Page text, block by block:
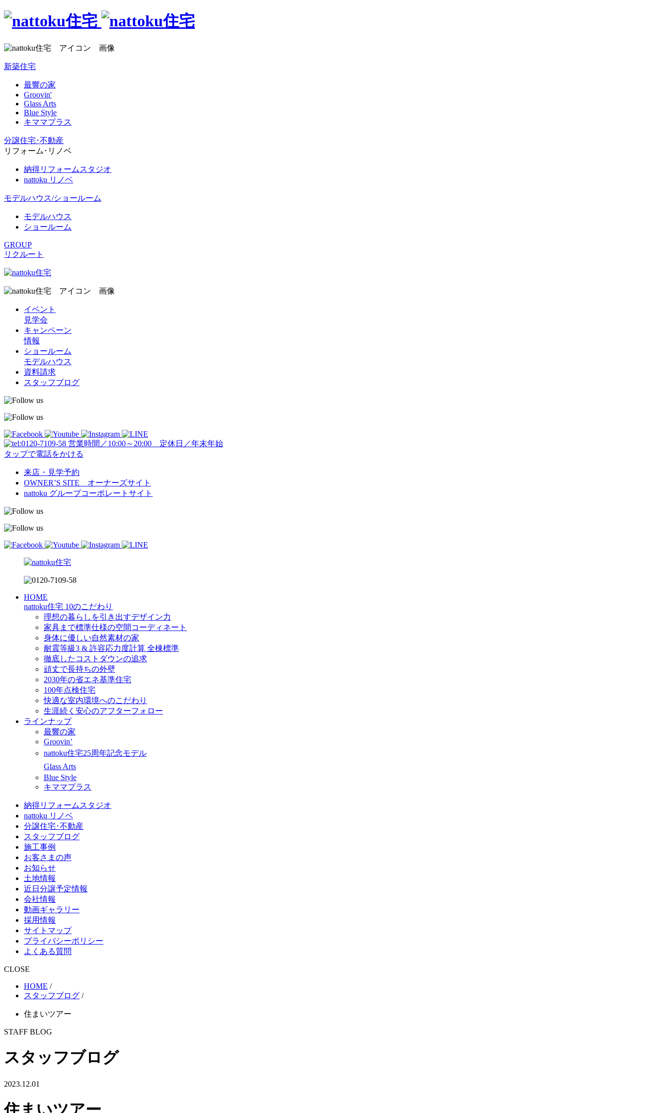
新築住宅
最響の家
Groovin'
Glass Arts
Blue Style
キママプラス
分譲住宅･不動産
リフォーム･リノベ
納得リフォームスタジオ
nattoku リノベ
モデルハウス/ショールーム
モデルハウス
ショールーム
GROUP
リクルート
イベント
見学会
キャンペーン
情報
ショールーム
モデルハウス
資料請求
スタッフブログ
営業時間／10:00～20:00 定休日／年末年始
タップで電話をかける
来店・見学予約
OWNER’S SITE オーナーズサイト
nattoku グループコーポレートサイト
HOME
nattoku住宅 10のこだわり
理想の暮らしを引き出すデザイン力
家具まで標準仕様の空間コーディネート
身体に優しい自然素材の家
耐震等級3 & 許容応力度計算 全棟標準
徹底したコストダウンの追求
頑丈で長持ちの外壁
2030年の省エネ基準住宅
100年点検住宅
快適な室内環境へのこだわり
生涯続く安心のアフターフォロー
ラインナップ
最響の家
Groovin’
nattoku住宅25周年記念モデル
Glass Arts
Blue Style
キママプラス
納得リフォームスタジオ
nattoku リノベ
分譲住宅･不動産
スタッフブログ
施工事例
お客さまの声
お知らせ
土地情報
近日分譲予定情報
会社情報
動画ギャラリー
採用情報
サイトマップ
プライバシーポリシー
よくある質問
CLOSE
HOME /
スタッフブログ /
住まいツアー
STAFF BLOG
スタッフブログ
2023.12.01